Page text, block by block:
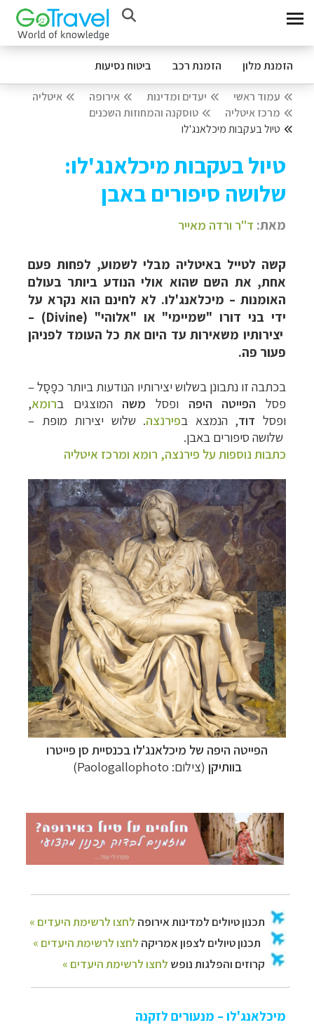
הזמנת מלון הזמנת רכב ביטוח נסיעות
עמוד ראשי יעדים ומדינות אירופה
איטליה
מרכז איטליה
טוסקנה והמחוזות השכנים
טיול בעקבות מיכלאנג'לו
טיול בעקבות מיכלאנג'לו:
שלושה סיפורים באבן
מאת: ד"ר ורדה מאייר
קשה לטייל באיטליה מבלי לשמוע, לפחות פעם
אחת, את השם שהוא אולי הנודע ביותר בעולם
האומנות – מיכלאנג'לו. לא לחינם הוא נקרא על
ידי בני דורו "שמיימי" או "אלוהי" (Divine) –
יצירותיו משאירות עד היום את כל העומד לפניהן
פעור פה.
בכתבה זו נתבונן בשלוש יצירותיו הנודעות ביותר כפָסָל –
פסל הפייטה היפה ופסל משההמוצגים ברומא,
ופסל דוד, הנמצא בפירנצה. שלוש יצירות מופת –
שלושה סיפורים באבן.
כתבות נוספות על פירנצה, רומא ומרכז איטליה
הפייטה היפה של מיכלאנג'לו בכנסיית סן פייטרו
בוותיקן (צילום: Paologallophoto
) תכנוןטיולים למדינות אירופהלחצו לרשימת היעדים »
מיכלאנג'לו – מנעורים לזקנה